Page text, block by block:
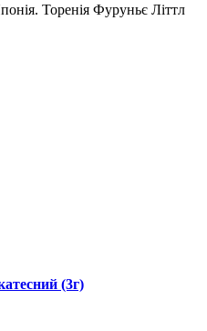
Торенія Фуруньє Літтл
(3г)